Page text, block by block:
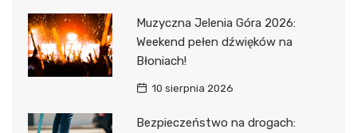
Muzyczna Jelenia Góra 2026:
Weekend pełen dźwięków na
Błoniach!
10 sierpnia 2026
Bezpieczeństwo na drogach: